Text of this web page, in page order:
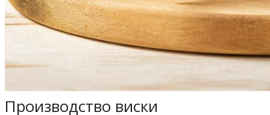
Производство виски